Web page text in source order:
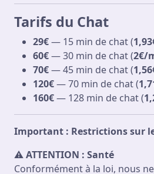
Tarifs du Chat
29€— 15 min de chat (
60€— 30 min de chat (2€/
70€— 45 min de chat (
120€— 70 min de chat (
160€— 128 min de chat (
Important : Restrictions sur
⚠ATTENTION : Santé
Conformément à la loi, nous